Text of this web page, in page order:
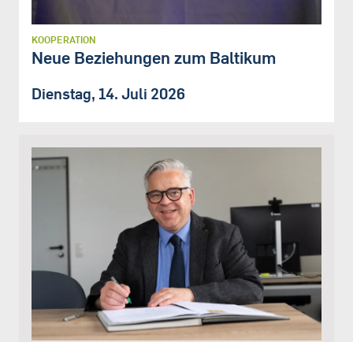
KOOPERATION
Neue Beziehungen zum Baltikum
Dienstag, 14. Juli 2026